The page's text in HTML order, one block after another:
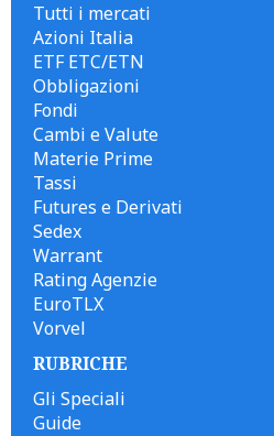
Tutti i mercati
Azioni Italia
ETF ETC/ETN
Obbligazioni
Fondi
Cambi e Valute
Materie Prime
Tassi
Futures e Derivati
Sedex
Warrant
Rating Agenzie
EuroTLX
Vorvel
RUBRICHE
Gli Speciali
Guide